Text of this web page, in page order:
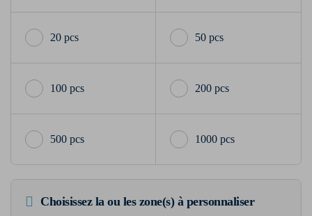
20 pcs 50 pcs
100 pcs 200 pcs
500 pcs 1000 pcs
Choisissez la ou les zone(s) à personnaliser